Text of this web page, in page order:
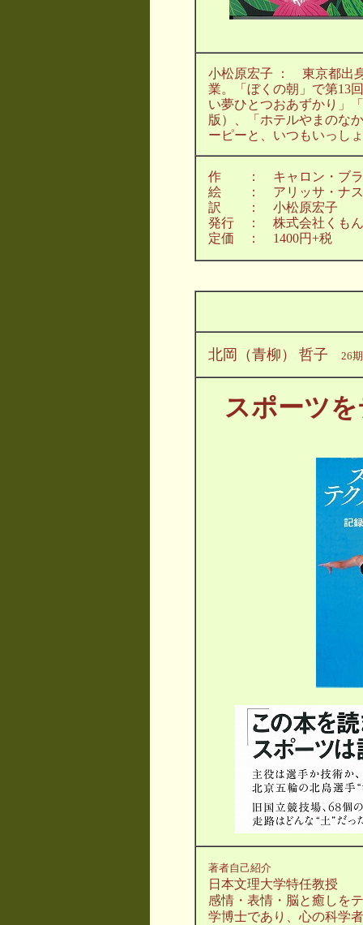
小松原宏子 ： 東京都出
業。「ぼくの朝」で第13
い夢ひとつおあずかり」
版）、「ホテルやまのな
ーピーと、いつもいっし
作 ： キャロン・ブ
絵 ： アリッサ・ナ
訳 ： 小松原宏子
発行 ： 株式会社くも
定価 ： 1400円+税
北岡（青柳） 哲子 26期
スポーツ
著者自己紹介
日本文理大学特任教授
感情・表情・脳と癒しを
学博士であり、心の科学